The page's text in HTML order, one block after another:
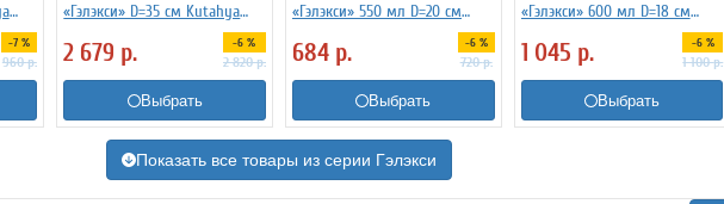
-7 %
960р.
«Гэлэкси» D=35 см Kutahya
2 679 р. -6 %
2 820р.
Выбрать
«Гэлэкси» 550 мл D=20 см
684 р. -6 %
720р.
Выбрать
«Гэлэкси» 600 мл D=18 см
1 045 р. -6 %
1 100р.
Выбрать
Показать все товары из серии Гэлэкси